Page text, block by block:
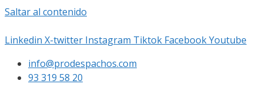
Saltar al contenido
Linkedin X-twitter Instagram Tiktok FacebookYoutube
info@prodespachos.com
93 319 58 20